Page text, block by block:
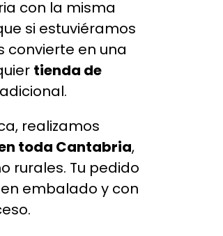
con la misma
si estuviéramos
convierte en una
tienda de
realizamos
toda Cantabria,
rurales. Tu pedido
embalado y con